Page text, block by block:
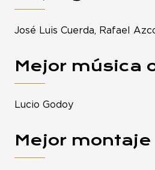
José Luis Cuerda, Rafael
Mejor música
Lucio Godoy
Mejor montaje